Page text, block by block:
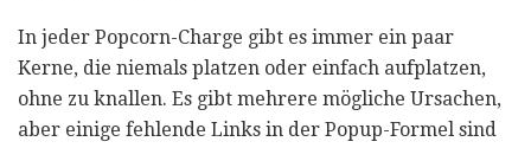
In jeder Popcorn-Charge gibt es immer ein paar
Kerne, die niemals platzen oder einfach aufplatzen,
ohne zu knallen. Es gibt mehrere mögliche Ursachen,
aber einige fehlende Links in der Popup-Formel sind